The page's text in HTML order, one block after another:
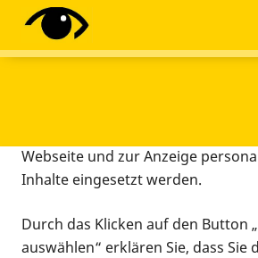
Diese Webseite setzt
Tracking-Tools ein. Dies
Webseite und zur Anzeige
Inhalte eingesetzt werden.
Durch das Klicken auf den Button
auswählen“ erklären Sie, dass Sie